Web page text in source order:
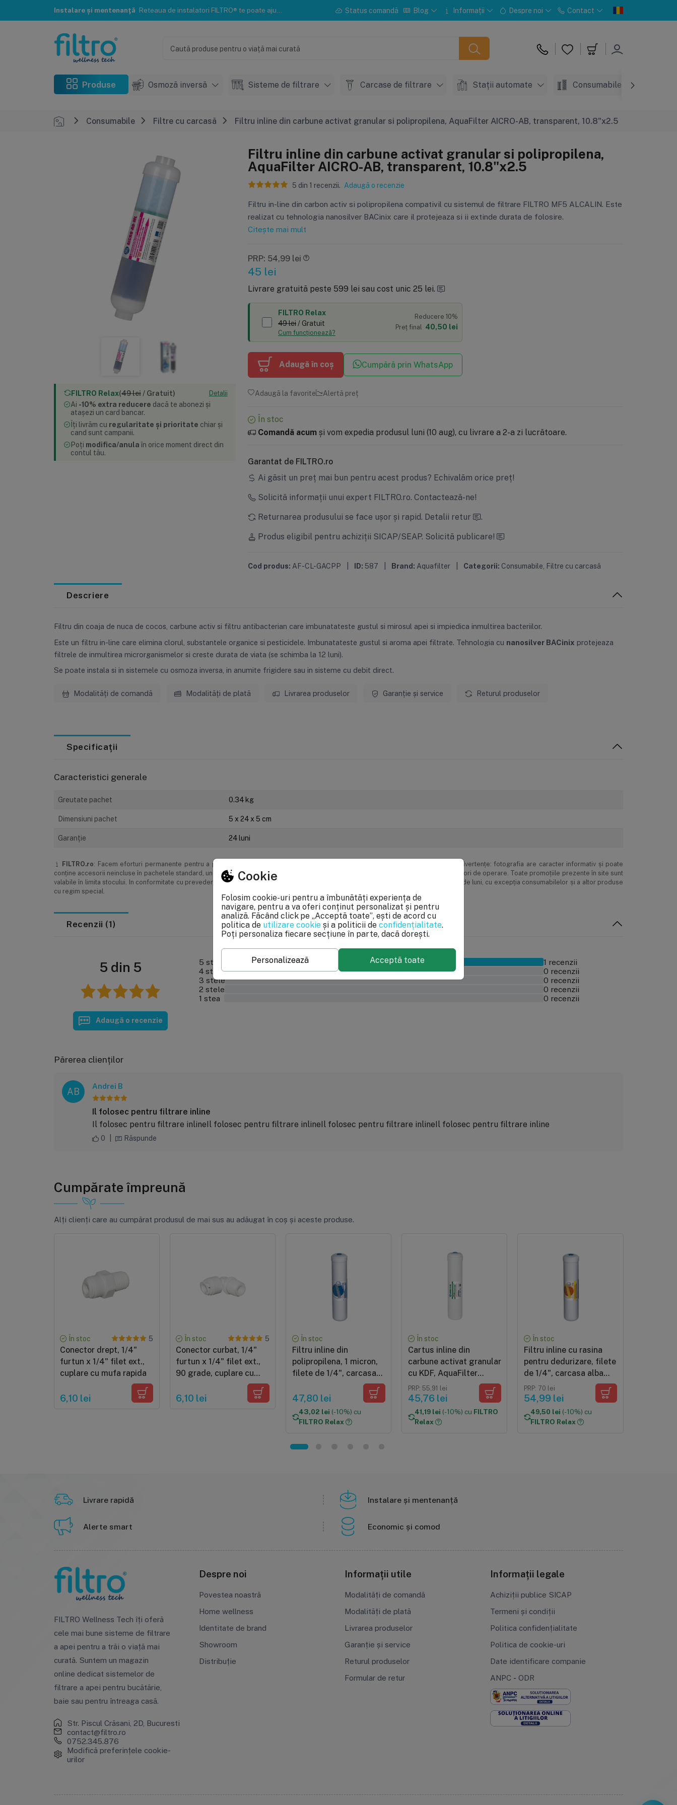
Instalare și mentenanță Reteaua de instalatori FILTRO® te poate ajuta cu instalarea sau mentenanța. Status comandă Blog Informații Despre noi Contact
Produse Osmoză inversă Sisteme de filtrare Carcase de filtrare Stații automate Consumabile
Consumabile Filtre cu carcasă Filtru inline din carbune activat granular si polipropilena, AquaFilter AICRO-AB, transparent, 10.8"x2.5
FILTRO Relax(49 lei/ Gratuit) Detalii
Ai -10% extra reducere dacă te abonezi și
atașezi un card bancar.
Îți livrăm cu regularitate și prioritate chiar și
cand sunt campanii.
Poți modifica/anula în orice moment direct din
contul tău.
Filtru inline din carbune activat granular si polipropilena,
AquaFilter AICRO-AB, transparent, 10.8"x2.5
5 din 1 recenzii. Adaugă o recenzie
Filtru in-line din carbon activ si polipropilena compativil cu sistemul de filtrare FILTRO MF5 ALCALIN. Este
realizat cu tehnologia nanosilver BACinix care il protejeaza si ii extinde durata de folosire.
Citește mai mult
PRP: 54,99 lei
45 lei
Livrare gratuită peste 599 lei sau cost unic 25 lei.
FILTRO Relax
49 lei/ Gratuit
Cum funcționează?
Reducere 10%
Preț final 40,50 lei
Adaugă în coș Cumpără prin WhatsApp
Adaugă la favorite Alertă preț
În stoc
Comandă acumși vom expedia produsul luni (10 aug), cu livrare a 2-a zi lucrătoare.
Garantat de FILTRO.ro
Ai găsit un preț mai bun pentru acest produs? Echivalăm orice preț!
Solicită informații unui expert FILTRO.ro. Contactează-ne!
Returnarea produsului se face ușor și rapid. Detalii retur
.
Produs eligibil pentru achiziții SICAP/SEAP. Solicită publicare!
Cod produs: AF-CL-GACPP ID: 587 Brand: Aquafilter Categorii: Consumabile Filtre cu carcasă
Descriere
Filtru din coaja de nuca de cocos, carbune activ si filtru antibacterian care imbunatateste gustul si mirosul apei si impiedica inmultirea bacteriilor.
Este un filtru in-line care elimina clorul, substantele organice si pesticidele. Imbunatateste gustul si aroma apei filtrate. Tehnologia cu nanosilver BACinix protejeaza
filtrele de inmultirea microrganismelor si creste durata de viata (se schimba la 12 luni).
Se poate instala si in sistemele cu osmoza inversa, in anumite frigidere sau in sisteme cu debit direct.
Modalități de comandă Modalități de plată Livrarea produselor Garanție și service Returul produselor
Specificații
Caracteristici generale
Greutate pachet 0.34 kg
Dimensiuni pachet 5 x 24 x 5 cm
Garanţie 24 luni
FILTRO.ro: Facem eforturi permanente pentru a păstra acurateţea informaţiilor din acestă pagină. Rareori acestea pot conţine inadvertenţe: fotografia are caracter informativ şi poate
conţine accesorii neincluse în pachetele standard, unele specificaţii pot fi modificate de catre producător fără preaviz sau pot conţine erori de operare. Toate promoţiile prezente în site sunt
valabile în limita stocului. In conformitate cu prevederile OUG 140/2021, produsele beneficiaza de garantie legala de conformitate de 24 de luni, cu excepția consumabilelor și a altor produse
cu regim special.
Recenzii (1)
5 din 5
Adaugă o recenzie
5 stele 100%
1 recenzii
4 stele0%
0 recenzii
3 stele0%
0 recenzii
2 stele
0 recenzii
1 stea
0 recenzii
Părerea clienților
AB Andrei B
Il folosec pentru filtrare inline
Il folosec pentru filtrare inlineIl folosec pentru filtrare inlineIl folosec pentru filtrare inlineIl folosec pentru filtrare inline
0 Răspunde
Cumpărate împreună
Alți clienți care au cumpărat produsul de mai sus au adăugat în coș și aceste produse.
În stoc 5
Conector drept, 1/4"
furtun x 1/4" filet ext.,
cuplare cu mufa rapida
6,10 lei
În stoc 5
Conector curbat, 1/4"
furtun x 1/4" filet ext.,
90 grade, cuplare cu
6,10 lei
În stoc
Filtru inline din
polipropilena, 1 micron,
filete de 1/4", carcasa
47,80 lei
43,02 lei (-10%) cu
FILTRO Relax
În stoc
Cartus inline din
carbune activat granular
cu KDF, AquaFilter
AICRO-L4-AQ, 12"x2.5"
PRP: 55,91 lei
45,76 lei
41,19 lei (-10%) cu FILTRO
Relax
În stoc
Filtru inline cu rasina
pentru dedurizare, filete
de 1/4", carcasa alba
12"x2.5"
PRP: 70 lei
54,99 lei
49,50 lei (-10%) cu
FILTRO Relax
Livrare rapidă Instalare și mentenanță
Alerte smart Economic și comod
FILTRO Wellness Tech îți oferă
cele mai bune sisteme de filtrare
a apei pentru a trăi o viață mai
curată. Suntem un magazin
online dedicat sistemelor de
filtrare a apei pentru bucătărie,
baie sau pentru întreaga casă.
Str. Piscul Crăsani, 2D, Bucuresti
contact@filtro.ro
0752.345.876
Modifică preferințele cookie-
urilor
Despre noi
Povestea noastră
Home wellness
Identitate de brand
Showroom
Distribuție
Informații utile
Modalități de comandă
Modalități de plată
Livrarea produselor
Garanție și service
Returul produselor
Formular de retur
Informații legale
Achiziții publice SICAP
Termeni și condiții
Politica confidențialitate
Politica de cookie-uri
Date identificare companie
ANPC - ODR
Cookie
Folosim cookie-uri pentru a îmbunătăți experiența de
navigare, pentru a va oferi conținut personalizat și pentru
analiză. Făcând click pe „Acceptă toate”, ești de acord cu
politica de utilizare cookie și a politicii de confidențialitate.
Poți personaliza fiecare secțiune în parte, dacă dorești.
Personalizează Acceptă toate